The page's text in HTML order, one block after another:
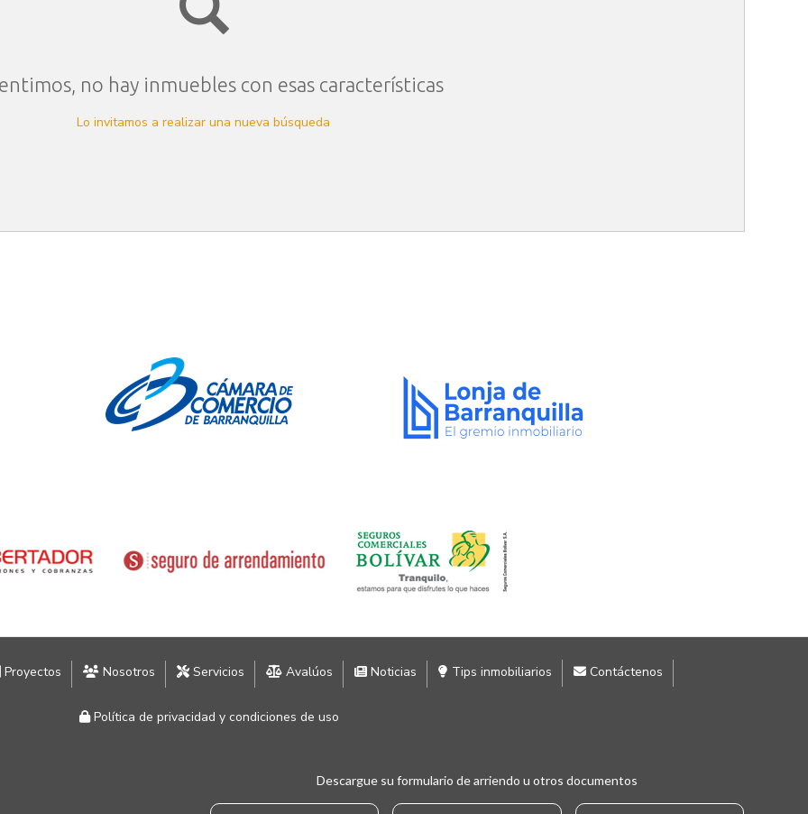
no hay inmuebles con esas características
Lo invitamos a realizar una nueva búsqueda
Proyectos Nosotros Servicios Avalúos Noticias Tips inmobiliarios Contáctenos
Política de privacidad y condiciones de uso
Descargue su formulario de arriendo u otros documentos